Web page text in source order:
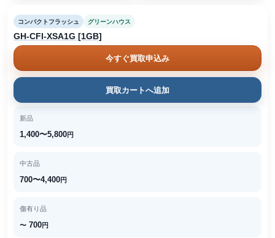
コンパクトフラッシュ グリーンハウス
GH-CFI-XSA1G [1GB]
今すぐ買取申込み
買取カートへ追加
新品
1,400〜5,800円
中古品
700〜4,400円
傷有り品
〜 700円